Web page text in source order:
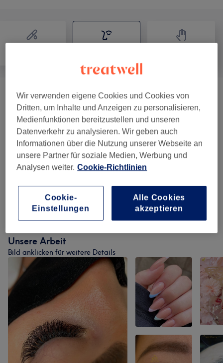
Cancellation Policy (2) CHF 1
Queen Bee Combo (3) ab CHF 179
Wimpernverlängerungen (21) ab CHF 40
Augenbrauen &
Gesichtsbehandlungen ab CHF 100
Unsere Arbeit
Bild anklicken für weitere Details
Wir verwenden eigene Cookies und Cookies von
Dritten, um Inhalte und Anzeigen zu personalisieren,
Medienfunktionen bereitzustellen und unseren
Datenverkehr zu analysieren. Wir geben auch
Informationen über die Nutzung unserer Webseite an
unsere Partner für soziale Medien, Werbung und
Analysen weiter. Cookie-Richtlinien
Alle Cookies
akzeptieren
Cookie-
Einstellungen